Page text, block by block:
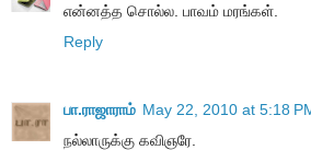
என்னத்த சொல்ல. பாவம் மரங்கள்.
Reply
பா.ராஜாராம் May 22, 2010 at 5:18
நல்லாருக்கு கவிஞரே.